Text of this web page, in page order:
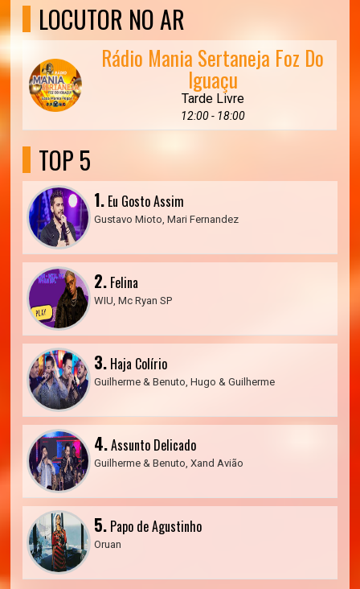
LOCUTOR NO AR
Rádio Mania Sertaneja Foz Do
Iguaçu
Tarde Livre
12:00 - 18:00
TOP 5
1. Eu Gosto Assim
Gustavo Mioto, Mari Fernandez
2. Felina
WIU, Mc Ryan SP
3. Haja Colírio
Guilherme & Benuto, Hugo & Guilherme
4.Assunto Delicado
Guilherme & Benuto, Xand Avião
5. Papo de Agustinho
Oruan